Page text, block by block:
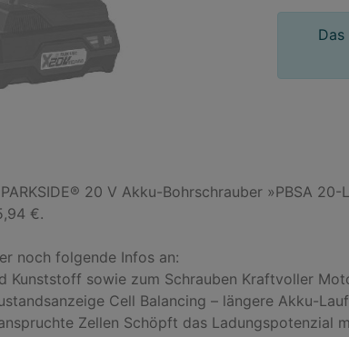
20 V Akku-Bohrschrauber »PBSA
€.
noch folgende Infos an:
Kunststoff sowie zum Schrauben Kraftvoller
Cell Balancing – längere Akku-
Zellen Schöpft das Ladungspotenzial